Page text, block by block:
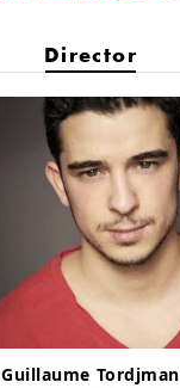
Director
Guillaume Tordjman